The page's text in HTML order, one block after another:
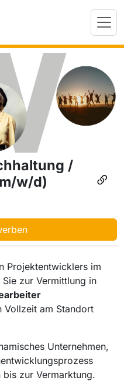
/
w/d)
Projektentwicklers im
zur Vermittlung in
Vollzeit am Standort
Unternehmen,
zur Vermarktung.